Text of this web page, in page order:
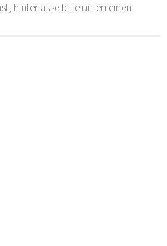
hinterlasse bitte unten einen